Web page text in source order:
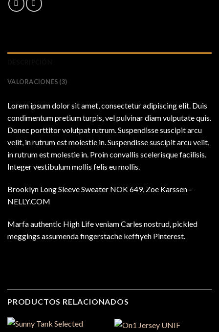
VALORACIONES (3)
Lorem ipsum dolor sit amet, consectetur adipiscing elit. Duis
condimentum pretium turpis, vel pulvinar diam vulputate quis.
Donec porttitor volutpat rutrum. Suspendisse suscipit arcu
velit, in rutrum est molestie in. Suspendisse suscipit arcu velit,
in rutrum est molestie in. Proin convallis scelerisque facilisis.
Integer vestibulum mollis felis eu mollis.
Brooklyn Long Sleeve Sweater NOK 649, Zoe Karssen –
NELLY.COM
Marfa authentic High Life veniam Carles nostrud, pickled
meggings assumenda fingerstache keffiyeh Pinterest.
PRODUCTOS RELACIONADOS